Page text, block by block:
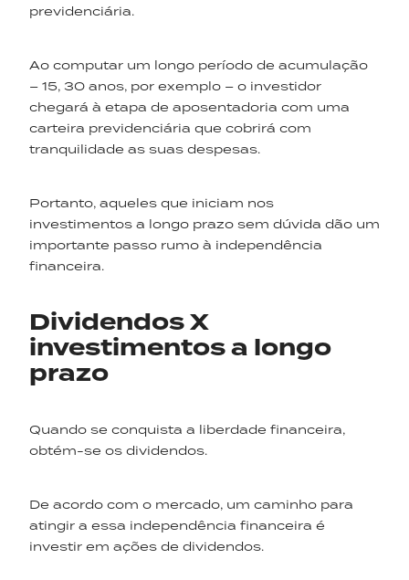
previdenciária.
Ao computar um longo período de acumulação
– 15, 30 anos, por exemplo – o investidor
chegará à etapa de aposentadoria com uma
carteira previdenciária que cobrirá com
tranquilidade as suas despesas.
Portanto, aqueles que iniciam nos
investimentos a longo prazo sem dúvida dão um
importante passo rumo à independência
financeira.
Dividendos X
investimentos a longo
prazo
Quando se conquista a liberdade financeira,
obtém-se os dividendos.
De acordo com o mercado, um caminho para
atingir a essa independência financeira é
investir em ações de dividendos.